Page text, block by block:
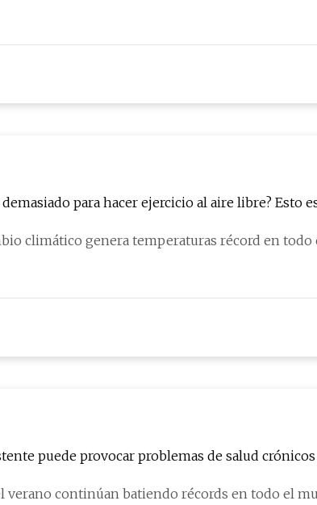
¿Qué tan caluroso
climático genera temperaturas récord en
puede provocar problemas de salud crónicos
verano continúan batiendo récords en todo el